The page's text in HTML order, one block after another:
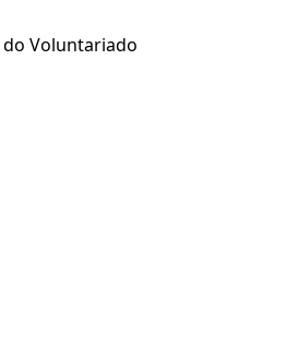
do Voluntariado